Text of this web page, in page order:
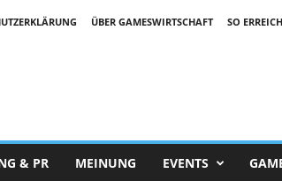
ÜBER GAMESWIRTSCHAFT SO
& PR MEINUNG EVENTS